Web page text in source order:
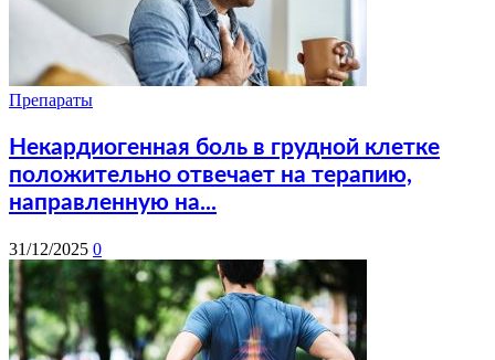
Препараты
Некардиогенная боль в грудной клетке
положительно отвечает на терапию,
направленную на...
31/12/2025 0